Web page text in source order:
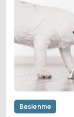
Beslenme